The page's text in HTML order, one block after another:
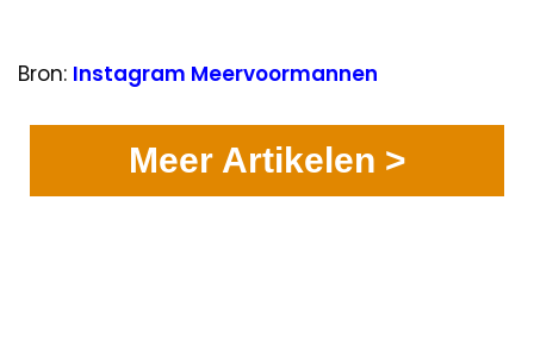
Bron: Instagram Meervoormannen
Meer Artikelen >